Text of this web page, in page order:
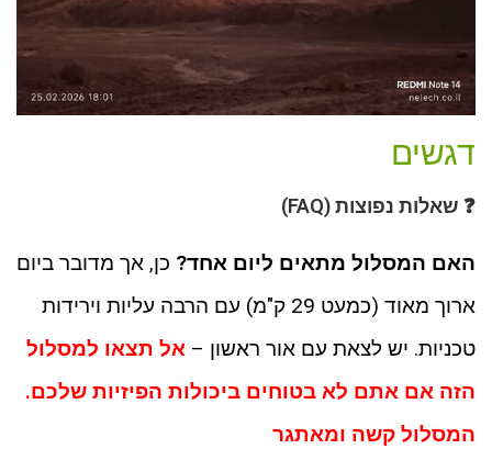
דגשים
❓ שאלות נפוצות (FAQ)
האם המסלול מתאים ליום אחד? כן, אך מדובר ביום
ארוך מאוד (כמעט 29 ק"מ) עם הרבה עליות וירידות
טכניות. יש לצאת עם אור ראשון – אל תצאו למסלול
הזה אם אתם לא בטוחים ביכולות הפיזיות שלכם.
המסלול קשה ומאתגר